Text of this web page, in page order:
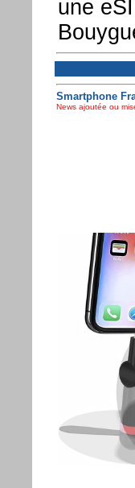
une
Smartphone
News ajoutée ou